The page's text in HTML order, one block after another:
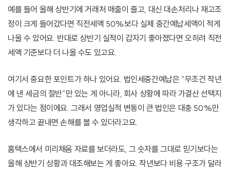
예를 들어 올해 상반기에 거래처 매출이 줄고, 대신 대손처리나 재고조
정이 크게 들어갔다면 직전세액 50%보다 실제 중간예납세액이 적게
나올 수 있어요. 반대로 상반기 실적이 갑자기 좋아졌다면 오히려 직전
세액 기준보다 더 나올 수도 있고요.
여기서 중요한 포인트가 하나 있어요. 법인세중간예납은 “무조건 작년
에 낸 세금의 절반”만 있는 게 아니라, 회사 상황에 따라 가결산 선택지
가 있다는 점이에요. 그래서 영업실적 변동이 큰 법인은 대충 50%만
생각하고 끝내면 손해를 볼 수 있더라고요.
홈택스에서 미리채움 자료를 보더라도, 그 숫자를 그대로 믿기보다는
올해 상반기 상황과 대조해보는 게 좋아요. 작년보다 비용 구조가 달라